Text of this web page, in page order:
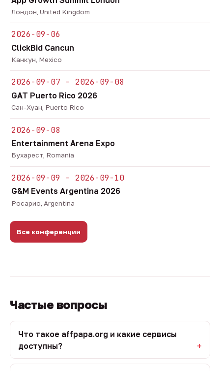
Лондон, United Kingdom
2026-09-06
ClickBid Cancun
Канкун, Mexico
2026-09-07 - 2026-09-08
GAT Puerto Rico 2026
Сан-Хуан, Puerto Rico
2026-09-08
Entertainment Arena Expo
Бухарест, Romania
2026-09-09 - 2026-09-10
G&M Events Argentina 2026
Росарио, Argentina
Все конференции
Частые вопросы
Что такое affpapa.org и какие сервисы
доступны?